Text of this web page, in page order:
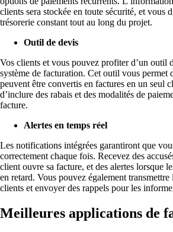
clients sera stockée en toute sécurité, et vous
trésorerie constant tout au long du projet.
Outil de devis
Vos clients et vous pouvez profiter d’un outil
système de facturation. Cet outil vous permet
peuvent être convertis en factures en un seul
d’inclure des rabais et des modalités de
facture.
Alertes en temps réel
Les notifications intégrées garantiront que
correctement chaque fois. Recevez des
client ouvre sa facture, et des alertes lorsque
en retard. Vous pouvez également
clients et envoyer des rappels pour les
Meilleures applications de